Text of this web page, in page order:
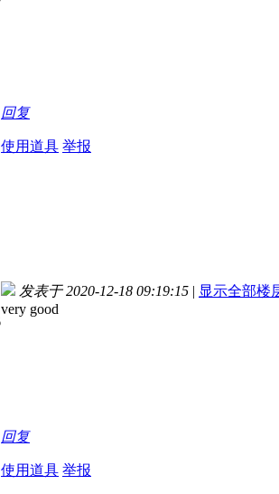
回复
使用道具 举报
发表于 2020-12-18 09:19:15 | 显示全部楼
very good
回复
使用道具 举报